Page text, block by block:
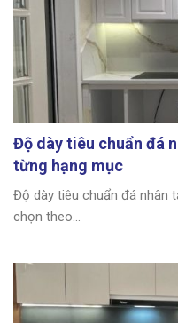
Độ dày tiêu chuẩn đá
từng hạng mục
Độ dày tiêu chuẩn đá nhân
chọn theo...